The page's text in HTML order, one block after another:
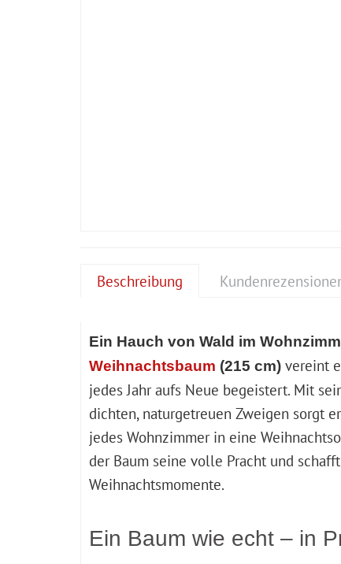
Beschreibung
Ein Hauch von Wald im
Weihnachtsbaum (215 cm) vereint
jedes Jahr aufs Neue begeistert. Mit
dichten, naturgetreuen Zweigen sorgt
jedes Wohnzimmer in eine
der Baum seine volle Pracht und
Weihnachtsmomente.
Ein Baum wie echt – in